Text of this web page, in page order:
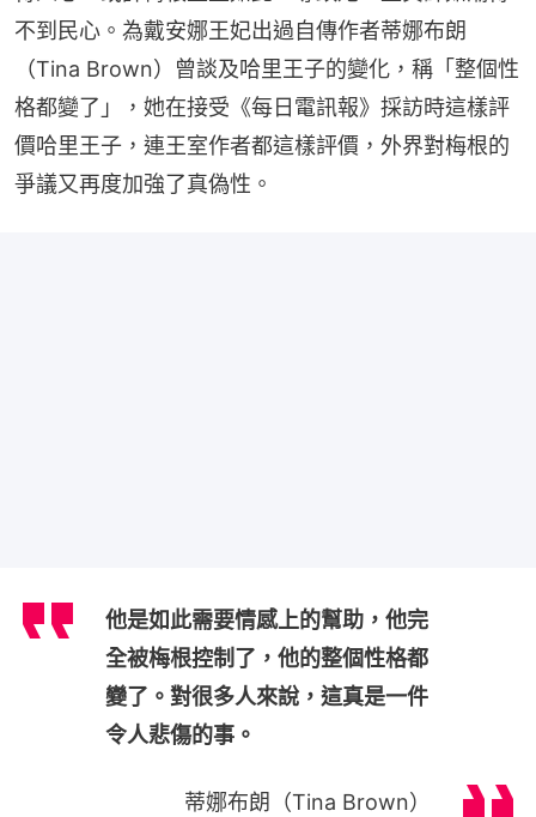
不到民心。為戴安娜王妃出過自傳作者蒂娜布朗
（Tina Brown）曾談及哈里王子的變化，稱「整個性
格都變了」，她在接受《每日電訊報》採訪時這樣評
價哈里王子，連王室作者都這樣評價，外界對梅根的
爭議又再度加強了真偽性。
他是如此需要情感上的幫助，他完
全被梅根控制了，他的整個性格都
變了。對很多人來說，這真是一件
令人悲傷的事。
蒂娜布朗（Tina Brown）